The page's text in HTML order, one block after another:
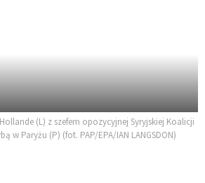
(L) z szefem opozycyjnej Syryjskiej Koalicji
w Paryżu (P) (fot. PAP/EPA/IAN LANGSDON)